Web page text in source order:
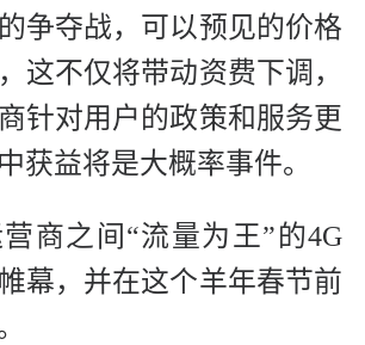
争夺战，可以预见的价格
这不仅将带动资费下调，
针对用户的政策和服务更
获益将是大概率事件。
商之间“流量为王”的4G
幕，并在这个羊年春节前